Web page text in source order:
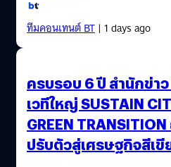
ทีมคอนเทนต์ BT| 1 days ago
ครบรอบ 6 ปี สำนักข่าว
เวทีใหญ่ SUSTAIN
GREEN
ปรับตัวสู่เศรษฐกิจสีเ